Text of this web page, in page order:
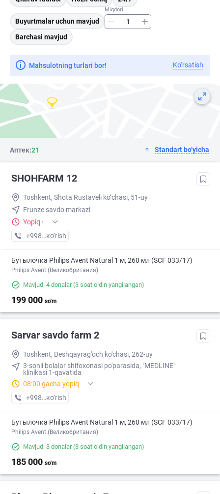
Buyurtmalar uchun mavjud
Miqdori
Barchasi mavjud
Mahsulotning turlari bor! Ko‘rsatish
Аптек:21 Standart bo‘yicha
SHOHFARM 12
Toshkent, Shota Rustaveli ko‘chasi, 51-uy
Frunze savdo markazi
Yopiq ·
+998 (71) XXX-XX-XX
кo’rish
Бутылочка Philips Avent Natural 1 м, 260 мл (SCF 033/17)
Philips Avent (Великобритания)
Mavjud: 4 donalar(3 soat oldin yangilangan)
199 000 so'm
Sarvar savdo farm 2
Toshkent, Beshqayrag'och ko'chasi, 262-uy
3-sonli bolalar shifoxonasi po'parasida, "MEDLINE"
klinikasi 1-qavatida
08:00 gacha yopiq
+998 (95) XXX-XX-XX
кo’rish
Бутылочка Philips Avent Natural 1 м, 260 мл (SCF 033/17)
Philips Avent (Великобритания)
Mavjud: 3 donalar(3 soat oldin yangilangan)
185 000 so'm